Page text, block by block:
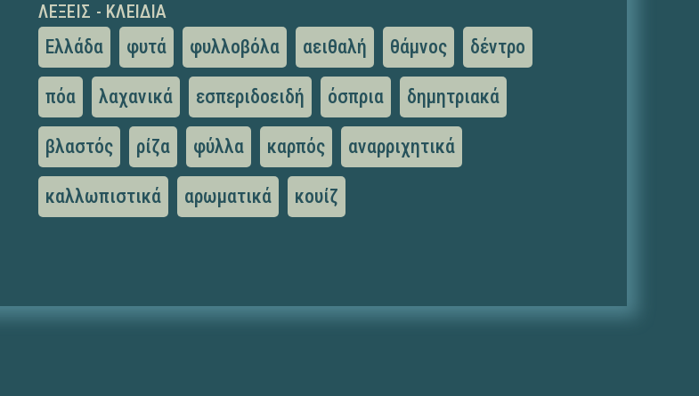
ΛΈΞΕΙΣ - ΚΛΕΙΔΙΆ
Ελλάδα φυτά φυλλοβόλα αειθαλή θάμνος δέντρο
πόα λαχανικά εσπεριδοειδή όσπρια δημητριακά
βλαστός ρίζα φύλλα καρπός αναρριχητικά
καλλωπιστικά αρωματικά κουίζ